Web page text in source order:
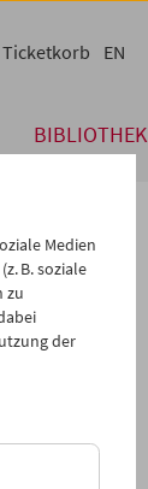
BIBLIOTHEK
Ticketkorb EN
Im
Medien
B. soziale
zu
der